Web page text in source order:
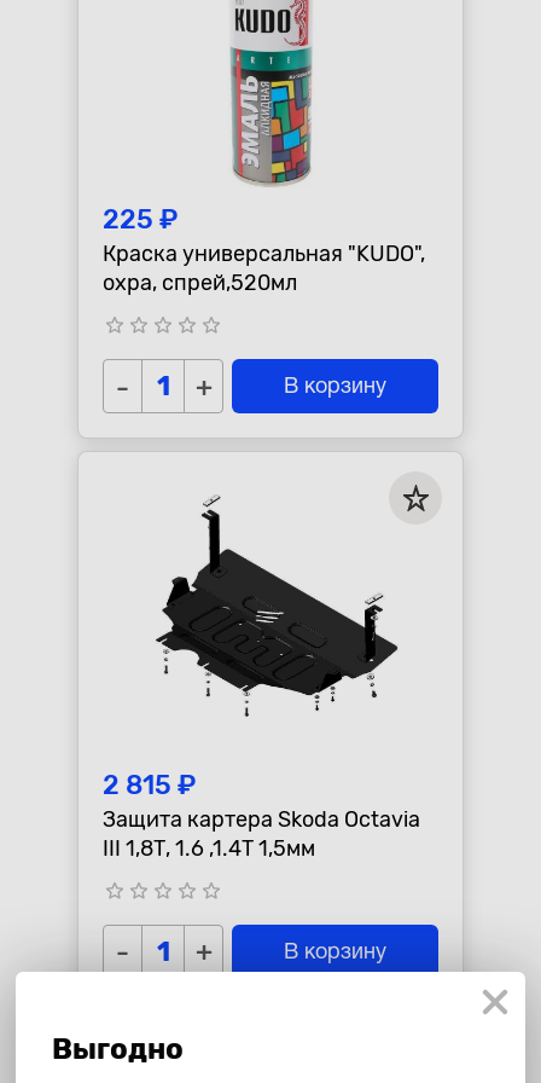
225 ₽
Краска универсальная "KUDO",
охра, спрей,520мл
star_border star_border star_border star_border star_border
- + В корзину
2 815 ₽
Защита картера Skoda Octavia
III 1,8Т, 1.6 ,1.4Т 1,5мм
star_border star_border star_border star_border star_border
- + В корзину
Выгодно